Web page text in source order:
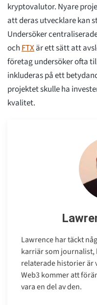
kryptovalutor. Nyare
att deras utvecklare kan
Undersöker
ochFTXär ett sätt att
företag undersöker ofta
inkluderas på ett
projektet skulle ha
kvalitet.
Lawrence har täckt
karriär som journalist,
relaterade historier är
Web3 kommer att
vara en del av den.